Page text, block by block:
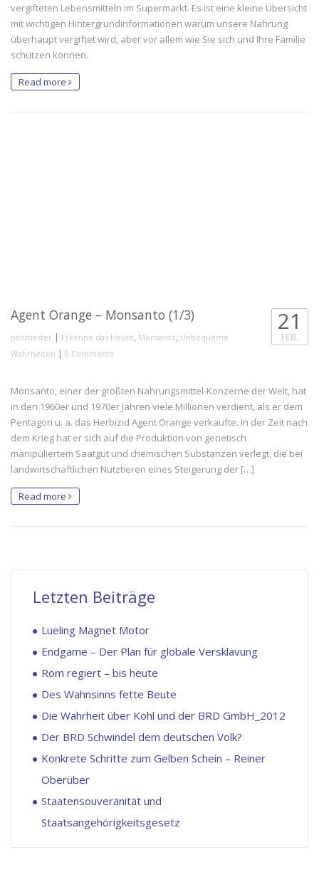
vergifteten Lebensmitteln im Supermarkt. Es ist eine kleine Übersicht
mit wichtigen Hintergrundinformationen warum unsere Nahrung
überhaupt vergiftet wird, aber vor allem wie Sie sich und Ihre Familie
schützen können.
Read more
Agent Orange – Monsanto (1/3)
panmaster | Erkenne das Heute, Monsanto, Unbequeme
Wahrheiten | 0 Comments
21
FEB.
Monsanto, einer der größten Nahrungsmittel-Konzerne der Welt, hat
in den 1960er und 1970er Jahren viele Millionen verdient, als er dem
Pentagon u. a. das Herbizid Agent Orange verkaufte. In der Zeit nach
dem Krieg hat er sich auf die Produktion von genetisch
manipuliertem Saatgut und chemischen Substanzen verlegt, die bei
landwirtschaftlichen Nutztieren eines Steigerung der […]
Read more
Letzten Beiträge
Lueling Magnet Motor
Endgame – Der Plan für globale Versklavung
Rom regiert – bis heute
Des Wahnsinns fette Beute
Die Wahrheit über Kohl und der BRD GmbH_2012
Der BRD Schwindel dem deutschen Volk?
Konkrete Schritte zum Gelben Schein – Reiner
Oberüber
Staatensouveränität und
Staatsangehörigkeitsgesetz